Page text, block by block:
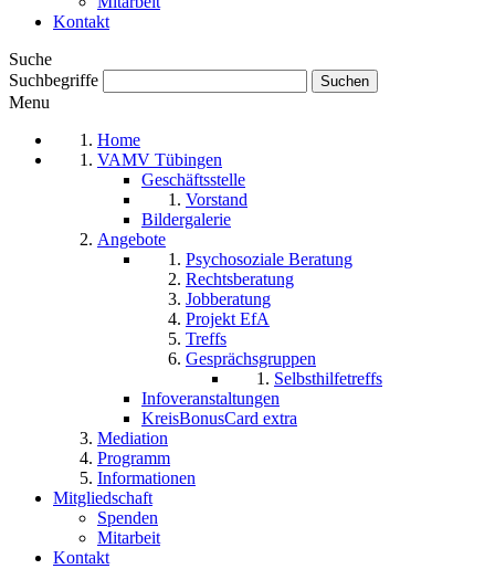
Kontakt
Suche
Suchbegriffe
Menu
Home
VAMV Tübingen
Geschäftsstelle
Vorstand
Bildergalerie
Angebote
Psychosoziale Beratung
Rechtsberatung
Jobberatung
Projekt EfA
Treffs
Gesprächsgruppen
Selbsthilfetreffs
Infoveranstaltungen
KreisBonusCard extra
Mediation
Programm
Informationen
Mitgliedschaft
Spenden
Mitarbeit
Kontakt